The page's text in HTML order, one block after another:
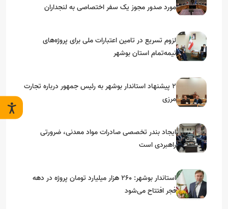
مورد صدور مجوز یک سفر اختصاصی به لنجداران
لزوم تسریع در تامین اعتبارات ملی برای پروژه‌های
نیمه‌تمام استان بوشهر
۲ پیشنهاد استاندار بوشهر به رئیس جمهور درباره تجارت
مرزی
ایجاد بندر تخصصی صادرات مواد معدنی، ضرورتی
راهبردی است
استاندار بوشهر: ۲۶۰ هزار میلیارد تومان پروژه در دهه
فجر افتتاح می‌شود